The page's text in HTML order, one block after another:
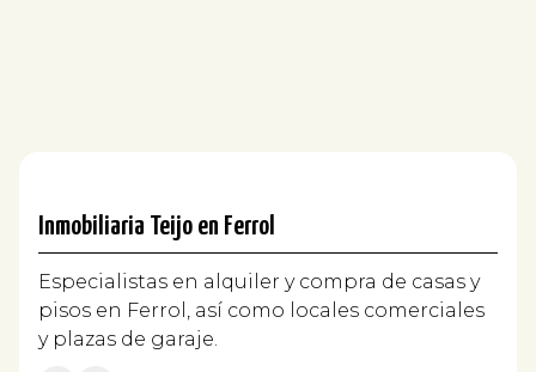
Inmobiliaria Teijo en Ferrol
Especialistas en alquiler y compra de casas y
pisos en Ferrol, así como locales comerciales
y plazas de garaje.